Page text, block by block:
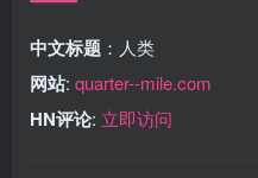
中文标题 ：人类
网站: quarter--mile.com
HN评论: 立即访问